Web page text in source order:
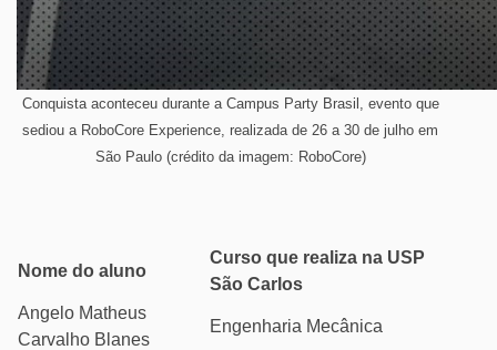
Conquista aconteceu durante a Campus Party Brasil, evento que
sediou a RoboCore Experience, realizada de 26 a 30 de julho em
São Paulo (crédito da imagem: RoboCore)
Nome do aluno
Curso que realiza na USP
São Carlos
Angelo Matheus
Carvalho Blanes
Engenharia Mecânica